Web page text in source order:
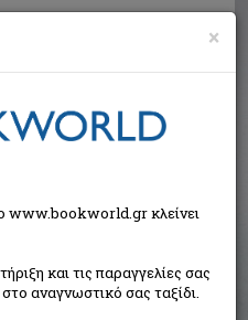
(1 βιβλία)
×
www.bookworld.gr κλείνει
και τις παραγγελίες σας
αναγνωστικό σας ταξίδι.